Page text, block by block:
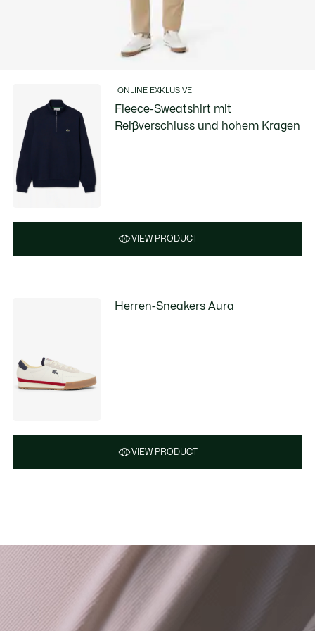
ONLINE EXKLUSIVE
Fleece-Sweatshirt mit
Reißverschluss und hohem Kragen
VIEW PRODUCT
Herren-Sneakers Aura
VIEW PRODUCT